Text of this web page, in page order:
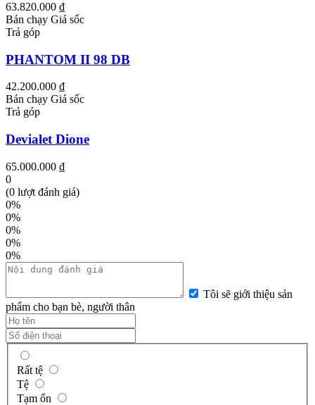
63.820.000 ₫
Bán chạy Giá sốc
Trả góp
PHANTOM II 98 DB
42.200.000 ₫
Bán chạy Giá sốc
Trả góp
Devialet Dione
65.000.000 ₫
0
(0 lượt đánh giá)
0%
0%
0%
0%
0%
Tôi sẽ giới thiệu sản
phẩm cho bạn bè, người thân
Rất tệ
Tệ
Tạm ổn